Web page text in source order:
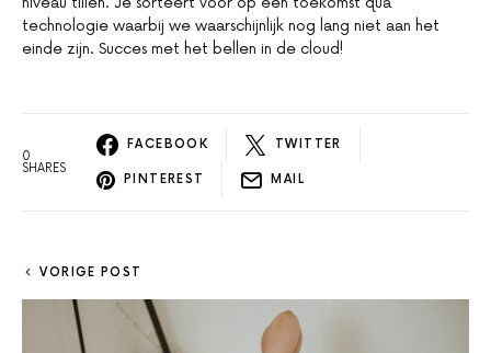
technologie waarbij we waarschijnlijk nog lang niet aan het
einde zijn. Succes met het bellen in de cloud!
0
SHARES
FACEBOOK TWITTER
PINTEREST MAIL
VORIGE POST